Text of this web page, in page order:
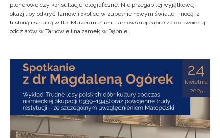
plenerowe czy konsultacje fotograficzne. Nie przegap tej wyjątkowej
okazji, by odkryć Tarnów i okolice w zupełnie nowym świetle – nocą, z
historią i sztuką w tle. Muzeum Ziemi Tarnowskiej zaprasza do swoich 4
oddziałów w Tarnowie i na zamek w Dębnie.
24
kwietnia
2025